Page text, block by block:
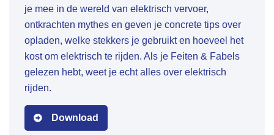
je mee in de wereld van elektrisch vervoer,
ontkrachten mythes en geven je concrete tips over
opladen, welke stekkers je gebruikt en hoeveel het
kost om elektrisch te rijden. Als je Feiten & Fabels
gelezen hebt, weet je echt alles over elektrisch
rijden.
Download